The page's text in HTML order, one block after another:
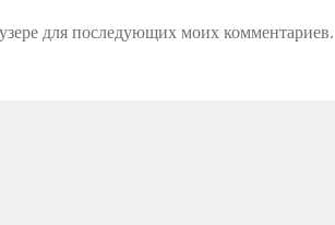
для последующих моих комментариев.